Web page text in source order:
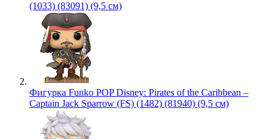
(1033) (83091) (9,5 см)
Фигурка Funko POP Disney: Pirates of the Caribbean –
Captain Jack Sparrow (FS) (1482) (81940) (9,5 см)